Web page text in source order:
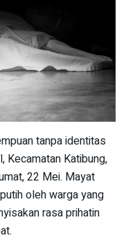
tanpa identitas
Kecamatan Katibung,
22 Mei. Mayat
oleh warga yang
rasa prihatin